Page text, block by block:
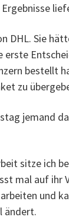
DHL. Sie
bestellt
zu
jemand
sitze ich
mal auf ihr
und
ändert.